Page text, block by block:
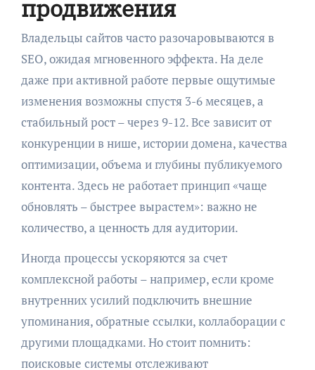
продвижения
Владельцы сайтов часто разочаровываются в
SEO, ожидая мгновенного эффекта. На деле
даже при активной работе первые ощутимые
изменения возможны спустя 3-6 месяцев, а
стабильный рост – через 9-12. Все зависит от
конкуренции в нише, истории домена, качества
оптимизации, объема и глубины публикуемого
контента. Здесь не работает принцип «чаще
обновлять – быстрее вырастем»: важно не
количество, а ценность для аудитории.
Иногда процессы ускоряются за счет
комплексной работы – например, если кроме
внутренних усилий подключить внешние
упоминания, обратные ссылки, коллаборации с
другими площадками. Но стоит помнить:
поисковые системы отслеживают